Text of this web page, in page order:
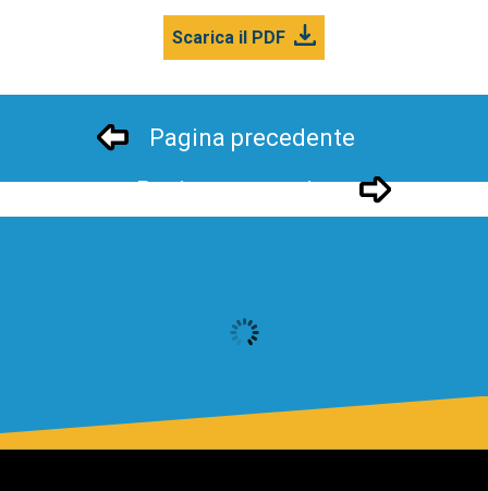
Scarica il PDF
Pagina precedente
Pagina successivo